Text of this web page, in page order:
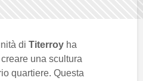
di Titerroy ha
una scultura
quartiere. Questa